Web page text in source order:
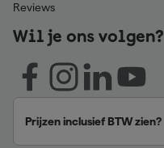
Reviews
Wil je ons volgen?
Prijzen inclusief BTW zien?